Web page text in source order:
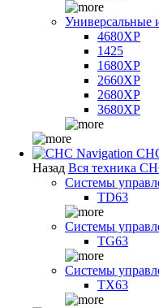
Универсальные
4680XP
1425
1680XP
2660XP
2680XP
3680XP
Назад Вся техника
Системы
TD63
Системы
TG63
Системы
TX63